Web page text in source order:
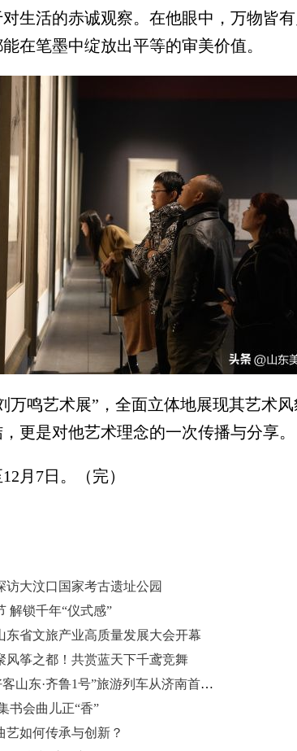
生活的赤诚观察。在他眼中，万物皆
在笔墨中绽放出平等的审美价值。
艺术展”，全面立体地展现其艺术风
更是对他艺术理念的一次传播与分享。
7日。（完）
访大汶口国家考古遗址公园
解锁千年“仪式感”
东省文旅产业高质量发展大会开幕
风筝之都！共赏蓝天下千鸢竞舞
绿皮车变旅游车 “好客山东·齐鲁1号”旅游列车从济南首发！
书会曲儿正“香”
艺如何传承与创新？